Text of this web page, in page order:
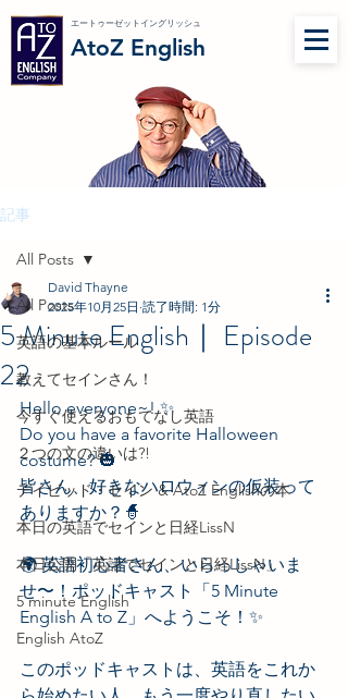
AtoZ English
エートゥーゼットイングリッシュ
記事
All Posts
英語の基本ルール
教えてセインさん！
今すぐ使えるおもてなし英語
２つの文の違いは?!
デイビッド・セイン & AtoZ Englishの本
本日の英語でセインと日経LissN
本日公開「英語でセインと日経LissN」
5 minute English
English AtoZ
All Posts
5 Minute English｜ Episode
22
David Thayne
2025年10月25日 読了時間: 1分
Hello everyone~! ✨
Do you have a favorite Halloween
costume? 🎃
皆さん、好きなハロウィンの仮装って
ありますか？🧙
🌍 英語初心者さん、いらっしゃいま
せ〜！ポッドキャスト「5 Minute
English A to Z」へようこそ！✨
このポッドキャストは、英語をこれか